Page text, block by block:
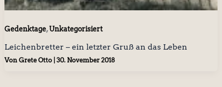
Gedenktage,Unkategorisiert
Leichenbretter – ein letzter Gruß an das Leben
Von Grete Otto 30. November 2018